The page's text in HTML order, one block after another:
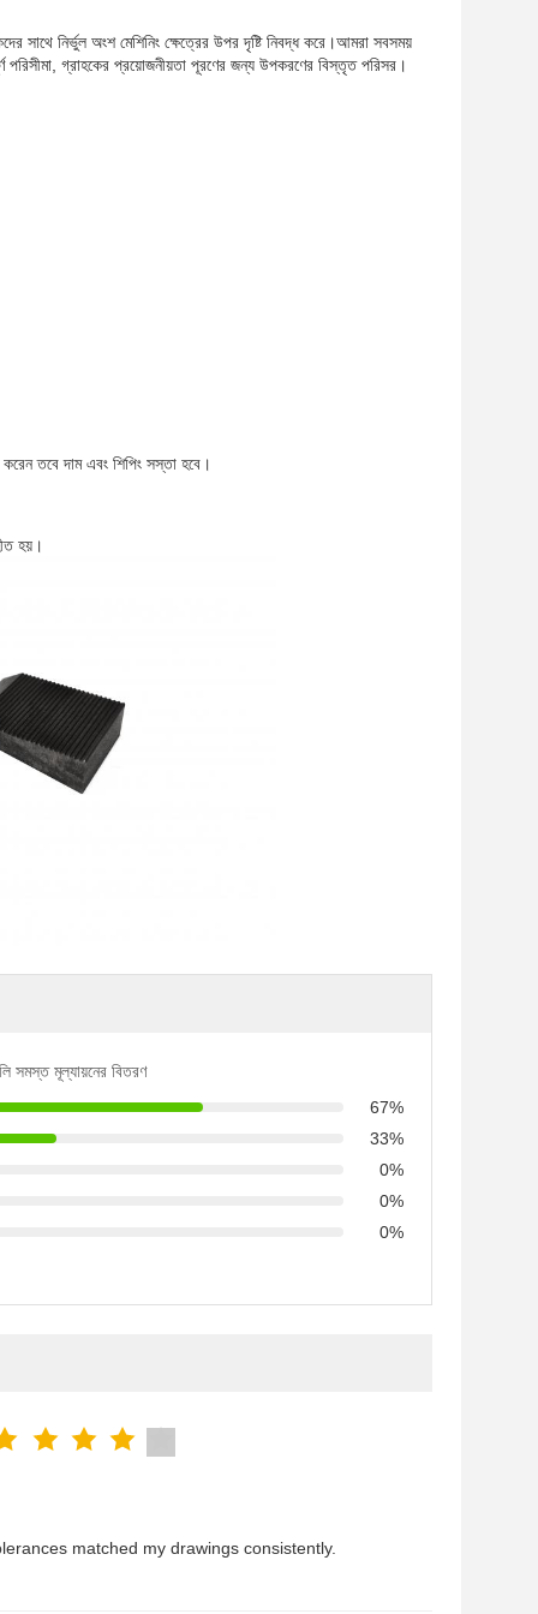
নির্ভুল অংশ মেশিনিং ক্ষেত্রের উপর দৃষ্টি নিবদ্ধ করে।আমরা সবসময়
পরিসীমা, গ্রাহকের প্রয়োজনীয়তা পূরণের জন্য উপকরণের বিস্তৃত পরিসর।
তবে দাম এবং শিপিং সস্তা হবে।
হয়।
সমস্ত মূল্যায়নের বিতরণ
67%
33%
0%
0%
0%
matched my drawings consistently.